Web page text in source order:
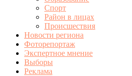
Спорт
Район в лицах
Происшествия
Новости региона
Фоторепортаж
Экспертное мнение
Выборы
Реклама